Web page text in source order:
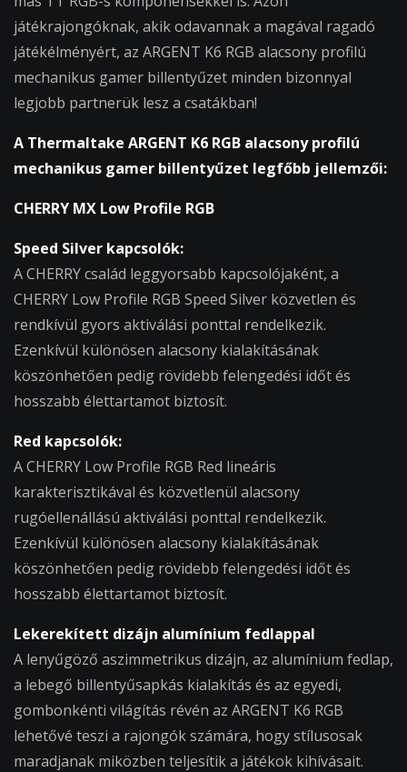
játékrajongóknak, akik odavannak a magával ragadó
játékélményért, az ARGENT K6 RGB alacsony profilú
mechanikus gamer billentyűzet minden bizonnyal
legjobb partnerük lesz a csatákban!
A Thermaltake ARGENT K6 RGB alacsony profilú
mechanikus gamer billentyűzet legfőbb jellemzői:
CHERRY MX Low Profile RGB
Speed Silver kapcsolók:
A CHERRY család leggyorsabb kapcsolójaként, a
CHERRY Low Profile RGB Speed Silver közvetlen és
rendkívül gyors aktiválási ponttal rendelkezik.
Ezenkívül különösen alacsony kialakításának
köszönhetően pedig rövidebb felengedési időt és
hosszabb élettartamot biztosít.
Red kapcsolók:
A CHERRY Low Profile RGB Red lineáris
karakterisztikával és közvetlenül alacsony
rugóellenállású aktiválási ponttal rendelkezik.
Ezenkívül különösen alacsony kialakításának
köszönhetően pedig rövidebb felengedési időt és
hosszabb élettartamot biztosít.
Lekerekített dizájn alumínium fedlappal
A lenyűgöző aszimmetrikus dizájn, az alumínium fedlap,
a lebegő billentyűsapkás kialakítás és az egyedi,
gombonkénti világítás révén az ARGENT K6 RGB
lehetővé teszi a rajongók számára, hogy stílusosak
maradjanak miközben teljesítik a játékok kihívásait.